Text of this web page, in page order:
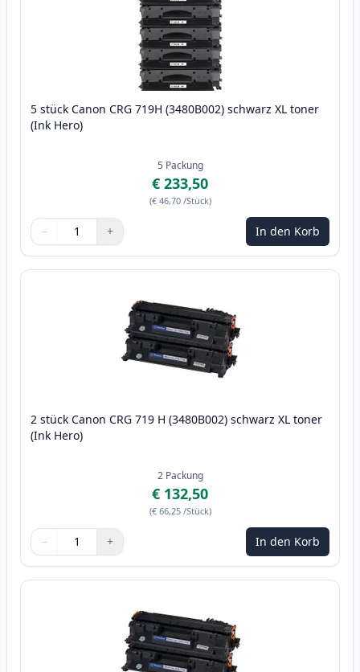
5 stück Canon CRG 719H (3480B002) schwarz XL toner
(Ink Hero)
5 Packung
€ 233,50
(€ 46,70 /Stück)
Menge
Verwenden Sie die Tasten, um anzupassen
− +
Menge 1 In den Korb
2 stück Canon CRG 719 H (3480B002) schwarz XL toner
(Ink Hero)
2 Packung
€ 132,50
(€ 66,25 /Stück)
Menge
Verwenden Sie die Tasten, um anzupassen
− +
Menge 1 In den Korb